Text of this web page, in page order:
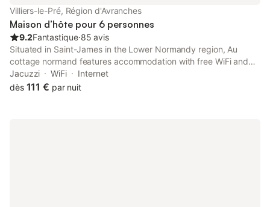
Villiers-le-Pré, Région d'Avranches
Maison d’hôte pour 6 personnes
9.2Fantastique⋅85 avis
Situated in Saint-James in the Lower Normandy region, Au
cottage normand features accommodation with free WiFi and
free private parking, as well as access to a hot tub.
Jacuzzi WiFi
Internet
dès 111 € par nuit